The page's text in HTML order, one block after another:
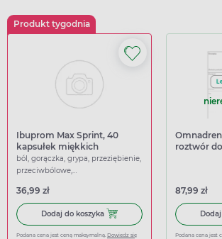
Produkt tygodnia
Ibuprom Max Sprint, 40
kapsułek miękkich
ból, gorączka, grypa, przeziębienie,
przeciwbólowe,
36,99 zł
Dodaj do koszyka Dodaj do koszyka Ibuprom
Podana cena jest ceną maksymalną. Dowiedz się
roztwór
87,99 zł
Podana cena jest